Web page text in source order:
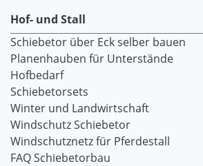
Hof- und Stall
Schiebetor über Eck selber bauen
Planenhauben für Unterstände
Hofbedarf
Schiebetorsets
Winter und Landwirtschaft
Windschutz Schiebetor
Windschutznetz für Pferdestall
FAQ Schiebetorbau